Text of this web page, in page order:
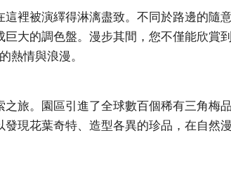
裡被演繹得淋漓盡致。不同於路邊的隨
大的調色盤。漫步其間，您不僅能欣賞
熱情與浪漫。
旅。園區引進了全球數百個稀有三角梅
現花葉奇特、造型各異的珍品，在自然